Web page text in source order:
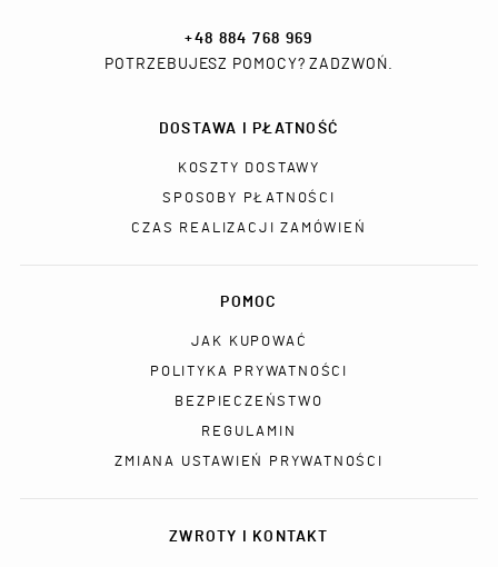
+48 884 768 969
POTRZEBUJESZ POMOCY? ZADZWOŃ.
DOSTAWA I PŁATNOŚĆ
KOSZTY DOSTAWY
SPOSOBY PŁATNOŚCI
CZAS REALIZACJI ZAMÓWIEŃ
POMOC
JAK KUPOWAĆ
POLITYKA PRYWATNOŚCI
BEZPIECZEŃSTWO
REGULAMIN
ZMIANA USTAWIEŃ PRYWATNOŚCI
ZWROTY I KONTAKT